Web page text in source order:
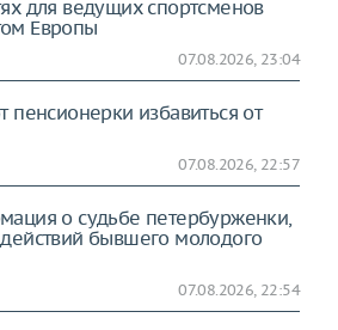
для ведущих спортсменов
Европы
07.08.2026, 23:04
пенсионерки избавиться от
07.08.2026, 22:57
о судьбе петербурженки,
бывшего молодого
07.08.2026, 22:54